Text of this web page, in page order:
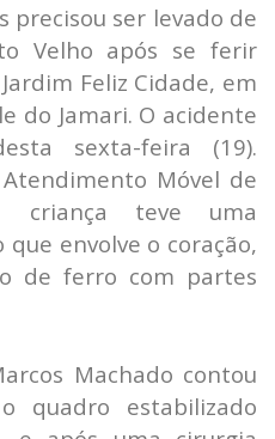
precisou ser levado de
Velho após se ferir
Feliz Cidade, em
do Jamari. O acidente
sexta-feira (19).
Móvel de
criança teve uma
envolve o coração,
de ferro com partes
Machado contou
quadro estabilizado